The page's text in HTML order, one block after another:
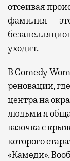
отсеивая
фамилия —
уходит.
В Comedy
реновации,
центра на
людьми я
вазочка с
которого
«Камеди».